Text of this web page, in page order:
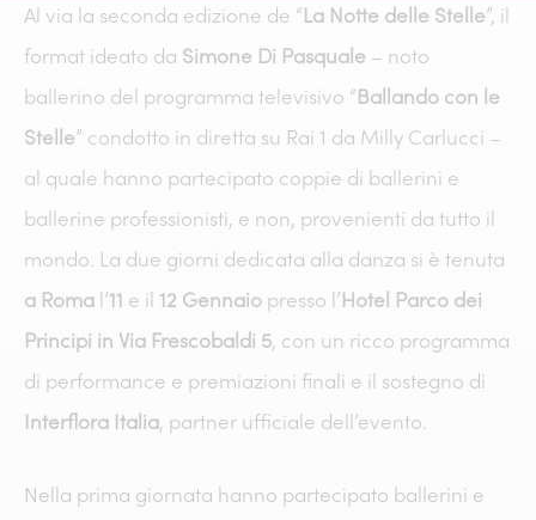
Al via la seconda edizione de “La Notte delle Stelle”, il
format ideato da Simone Di Pasquale – noto
ballerino del programma televisivo “Ballando con le
Stelle” condotto in diretta su Rai 1 da Milly Carlucci –
al quale hanno partecipato coppie di ballerini e
ballerine professionisti, e non, provenienti da tutto il
mondo. La due giorni dedicata alla danza si è tenuta
a Roma l’11 e il 12 Gennaio presso l’Hotel Parco dei
Principi in Via Frescobaldi 5, con un ricco programma
di performance e premiazioni finali e il sostegno di
Interflora Italia, partner ufficiale dell’evento.
Nella prima giornata hanno partecipato ballerini e